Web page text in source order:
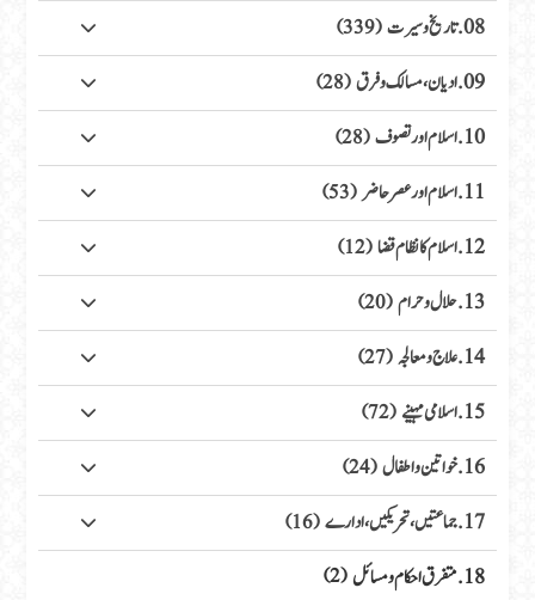
08. تاریخ وسیرت (339)
09. ادیان، مسالک وفرق (28)
10. اسلام اور تصوف (28)
11. اسلام اور عصر حاضر (53)
12. اسلام کا نظام قضا (12)
13. حلال وحرام (20)
14. علاج ومعالجہ (27)
15. اسلامی مہینے (72)
16. خواتین واطفال (24)
17. جماعتیں، تحریکیں، ادارے (16)
18. متفرق احکام ومسائل (2)